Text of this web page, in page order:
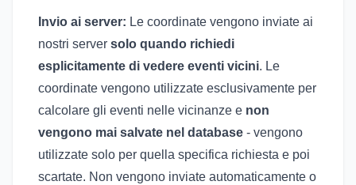
Invio ai server: Le coordinate vengono inviate ai
nostri server solo quando richiedi
esplicitamente di vedere eventi vicini. Le
coordinate vengono utilizzate esclusivamente per
calcolare gli eventi nelle vicinanze e non
vengono mai salvate nel database - vengono
utilizzate solo per quella specifica richiesta e poi
scartate. Non vengono inviate automaticamente o